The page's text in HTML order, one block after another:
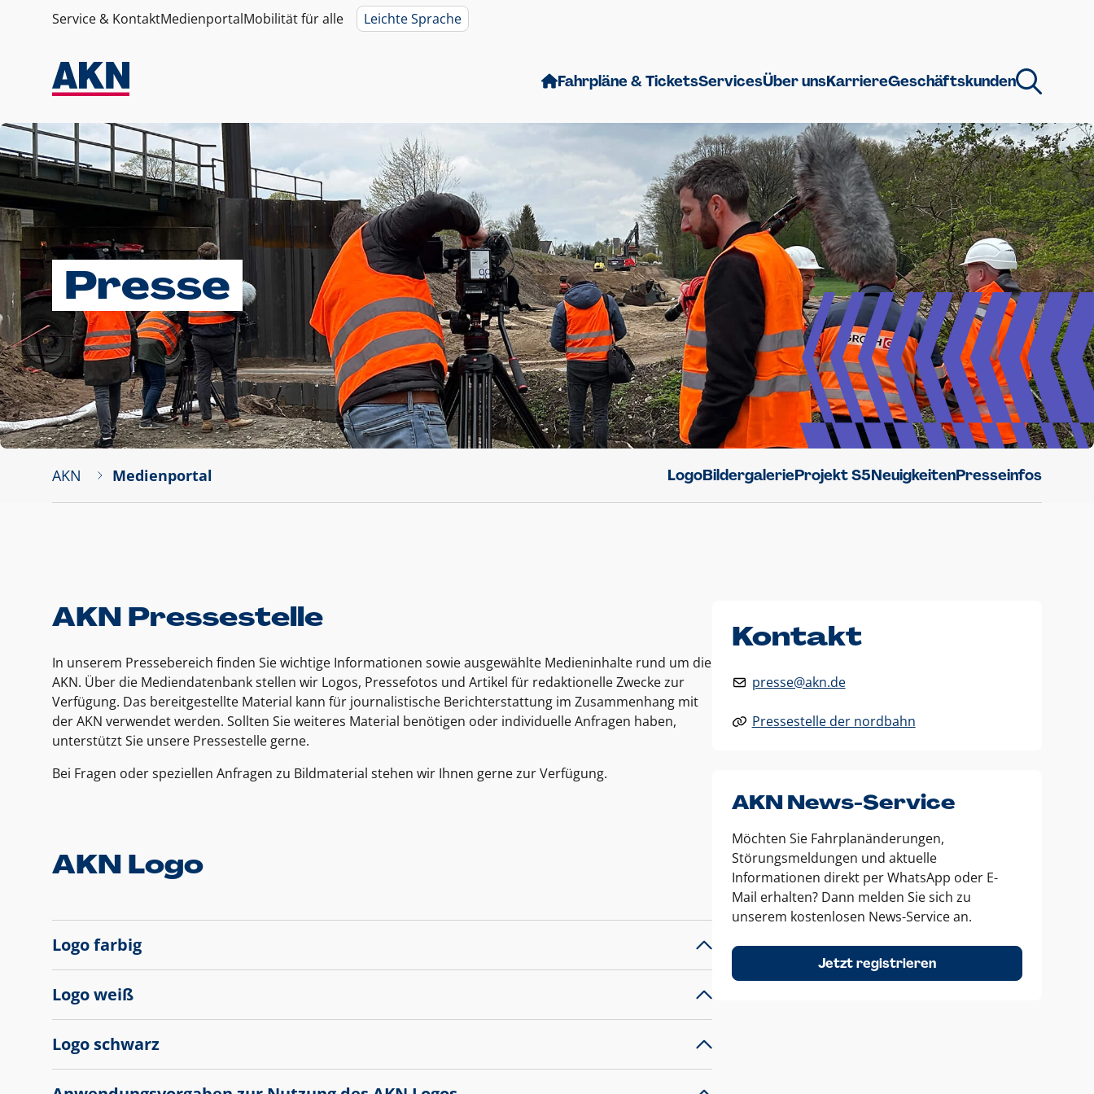
Service & KontaktMedienportalMobilität für alle Leichte Sprache
Fahrpläne & TicketsServicesÜber unsKarriereGeschäftskunden
Presse
AKN Medienportal LogoBildergalerieProjekt S5NeuigkeitenPresseinfos
AKN Pressestelle
In unserem Pressebereich finden Sie wichtige Informationen sowie ausgewählte Medieninhalte rund um die
AKN. Über die Mediendatenbank stellen wir Logos, Pressefotos und Artikel für redaktionelle Zwecke zur
Verfügung. Das bereitgestellte Material kann für journalistische Berichterstattung im Zusammenhang mit
der AKN verwendet werden. Sollten Sie weiteres Material benötigen oder individuelle Anfragen haben,
unterstützt Sie unsere Pressestelle gerne.
Bei Fragen oder speziellen Anfragen zu Bildmaterial stehen wir Ihnen gerne zur Verfügung.
AKN Logo
Logo farbig
Logo weiß
Logo schwarz
Kontakt
presse@akn.de
Pressestelle der nordbahn
AKN News-Service
Möchten Sie Fahrplanänderungen,
Störungsmeldungen und aktuelle
Informationen direkt per WhatsApp oder E-
Mail erhalten? Dann melden Sie sich zu
unserem kostenlosen News-Service an.
Jetzt registrieren